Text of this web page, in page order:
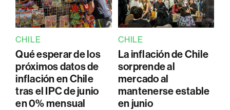
CHILE
Qué esperar de los
próximos datos de
inflación en Chile
tras el IPC de junio
en 0% mensual
CHILE
La inflación de Chile
sorprende al
mercado al
mantenerse estable
en junio